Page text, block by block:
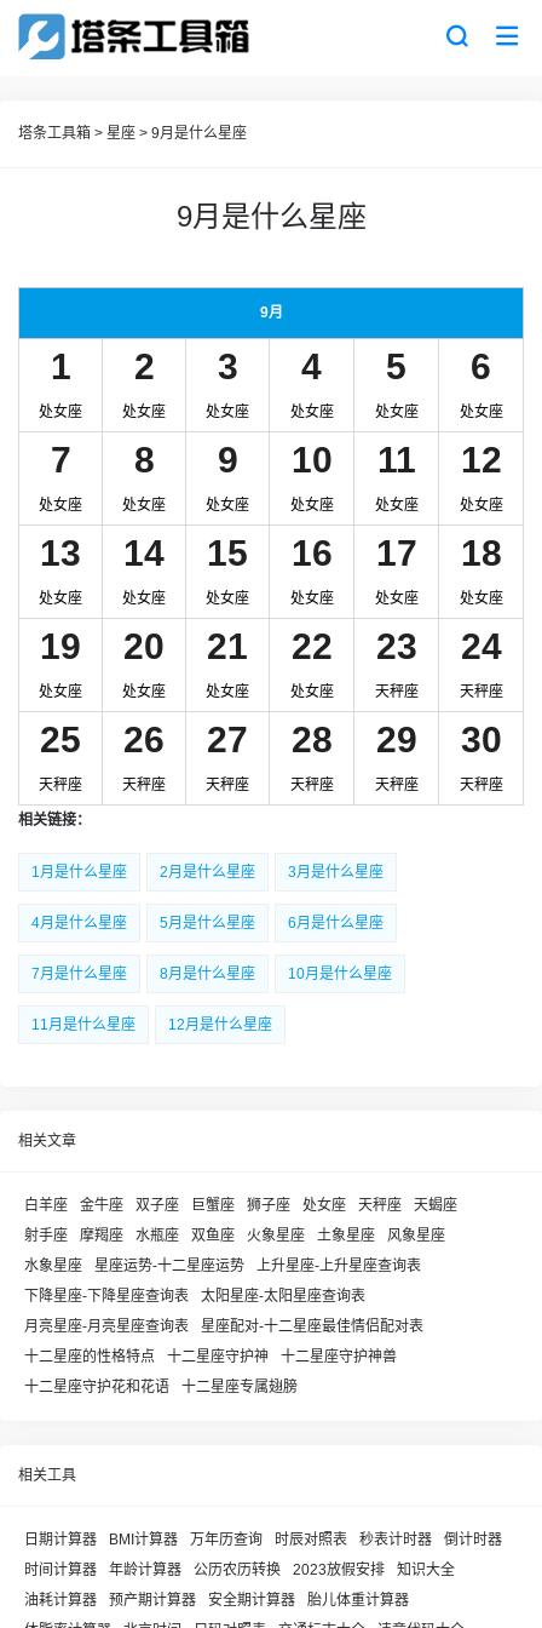
塔条工具箱 > 星座 > 9月是什么星座
9月是什么星座
9月
1
处女座
2
处女座
3
处女座
4
处女座
5
处女座
6
处女座
7
处女座
8
处女座
9
处女座
10
处女座
11
处女座
12
处女座
13
处女座
14
处女座
15
处女座
16
处女座
17
处女座
18
处女座
19
处女座
20
处女座
21
处女座
22
处女座
23
天秤座
24
天秤座
25
天秤座
26
天秤座
27
天秤座
28
天秤座
29
天秤座
30
天秤座
相关链接：
1月是什么星座 2月是什么星座 3月是什么星座
4月是什么星座 5月是什么星座 6月是什么星座
7月是什么星座 8月是什么星座 10月是什么星座
11月是什么星座 12月是什么星座
相关文章
白羊座 金牛座 双子座 巨蟹座 狮子座 处女座 天秤座
天蝎座
射手座
摩羯座 水瓶座 双鱼座 火象星座 土象星座
风象星座
水象星座
星座运势-十二星座运势
上升星座-上升星座查询表
下降星座-下降星座查询表
太阳星座-太阳星座查询表
月亮星座-月亮星座查询表
星座配对-十二星座最佳情侣配对表
十二星座的性格特点
十二星座守护神
十二星座守护神兽
十二星座守护花和花语
十二星座专属翅膀
相关工具
日期计算器 BMI计算器 万年历查询 时辰对照表 秒表计时器
倒计时器
时间计算器
年龄计算器 公历农历转换 2023放假安排
知识大全
油耗计算器
预产期计算器 安全期计算器
胎儿体重计算器